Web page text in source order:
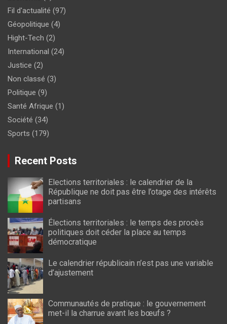
Fil d'actualité (97)
Géopolitique (4)
Hight-Tech (2)
International (24)
Justice (2)
Non classé (3)
Politique (9)
Santé Afrique (1)
Société (34)
Sports (179)
Recent Posts
Elections territoriales : le calendrier de la
République ne doit pas être l’otage des intérêts
partisans
Élections territoriales : le temps des procès
politiques doit céder la place au temps
démocratique
Le calendrier républicain n’est pas une variable
d’ajustement
Communautés de pratique : le gouvernement
met-il la charrue avant les bœufs ?